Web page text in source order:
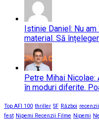
Istinie Daniel: Nu
material. Să
Petre Mihai Nicolae:
în moduri diferite.
Top AFI 100 thriller SF Război
fest Nipemi Recenzii Filme Nipemi